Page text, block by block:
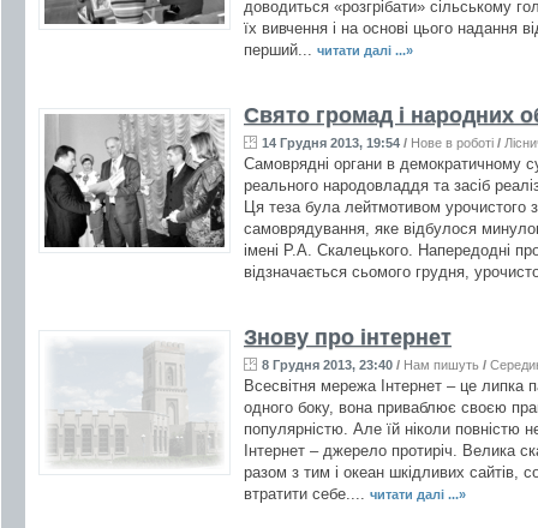
доводиться «розгрібати» сільському
їх вивчення і на основі цього надання
перший... читати далі ...»
Свято громад і народних
14 Грудня 2013, 19:54 / Нове в роботі /
Самоврядні органи в демократичному
реального народовладдя та засіб
Ця теза була лейтмотивом урочистого
самоврядування, яке відбулося
імені Р.А. Скалецького. Напередодні
відзначається сьомого грудня,
Знову про інтернет
8 Грудня 2013, 23:40 / Нам пишуть /
Всесвітня мережа Інтернет – це липка
одного боку, вона приваблює своєю
популярністю. Але їй ніколи повністю
Інтернет – джерело протиріч. Велика
разом з тим і океан шкідливих сайтів,
втратити себе.... читати далі ...»